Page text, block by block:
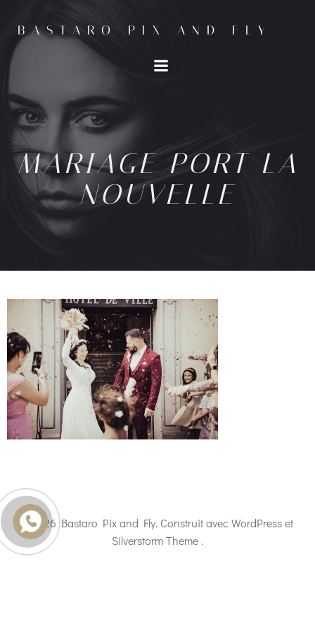
BASTARO PIX AND FLY
MARIAGE PORT LA
NOUVELLE
© 2026 Bastaro Pix and Fly. Construit avec WordPress et
Silverstorm Theme .